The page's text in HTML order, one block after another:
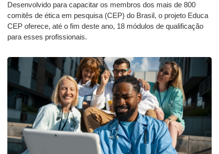
Desenvolvido para capacitar os membros dos mais de 800
comitês de ética em pesquisa (CEP) do Brasil, o projeto Educa
CEP oferece, até o fim deste ano, 18 módulos de qualificação
para esses profissionais.